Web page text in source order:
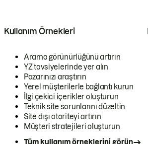
Kullanım Örnekleri
Arama görünürlüğünü artırın
YZ tavsiyelerinde yer alın
Pazarınızı araştırın
Yerel müşterilerle bağlantı kurun
İlgi çekici içerikler oluşturun
Teknik site sorunlarını düzeltin
Site dışı otoriteyi artırın
Müşteri stratejileri oluşturun
Tüm kullanım örneklerini görün